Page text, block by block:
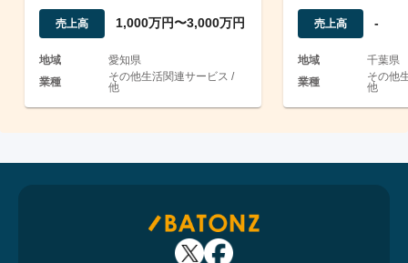
募集！
売上高 1,000万円〜3,000万円
地域
愛知県
業種
その他生活関連サービス /
他
団地商店街の居
売上高 -
地域
千葉県
業種
その他
他